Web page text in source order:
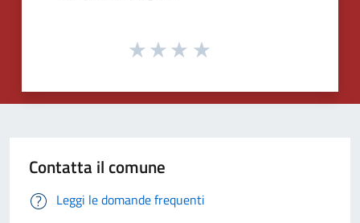
Contatta il comune
Leggi le domande frequenti